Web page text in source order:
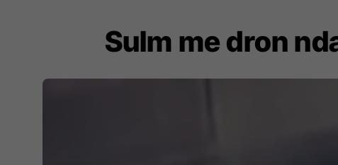
Sulm me dron